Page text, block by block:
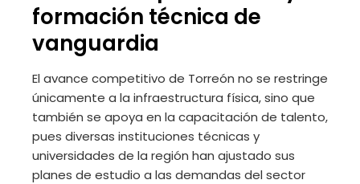
formación técnica de
vanguardia
El avance competitivo de Torreón no se restringe
únicamente a la infraestructura física, sino que
también se apoya en la capacitación de talento,
pues diversas instituciones técnicas y
universidades de la región han ajustado sus
planes de estudio a las demandas del sector